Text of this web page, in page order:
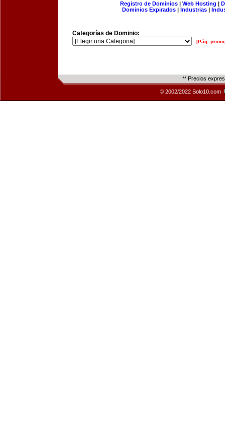
Registro de Dominios| Web Hosting |
Dominios Expirados | Industrias |
Categorías de Dominio:
[Pág.
** Precios
© 2002/2022 Solo10.com